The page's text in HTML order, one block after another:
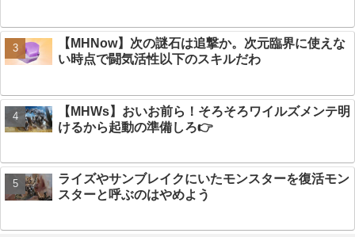
【MHNow】次の謎石は追撃か。次元臨界に使えな
い時点で闘気活性以下のスキルだわ
【MHWs】おいお前ら！そろそろワイルズメンテ明
けるから起動の準備しろ👉
ライズやサンブレイクにいたモンスターを復活モン
スターと呼ぶのはやめよう